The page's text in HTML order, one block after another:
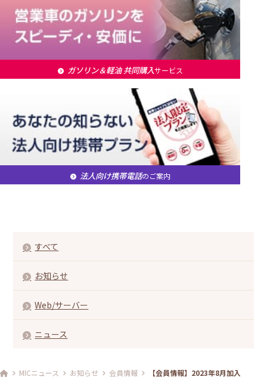
ガソリン＆軽油 共同購入サービス
法人向け携帯電話のご案内
すべて
お知らせ
Web/サーバー
ニュース
MICニュース お知らせ 会員情報 【会員情報】2023年8月加入分の